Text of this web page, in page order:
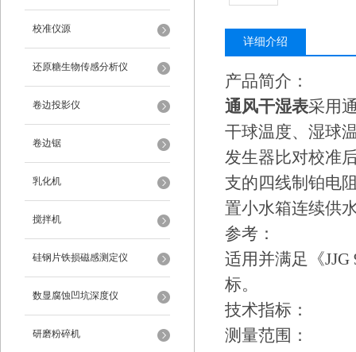
校准仪源
还原糖生物传感分析仪
卷边投影仪
卷边锯
乳化机
搅拌机
硅钢片铁损磁感测定仪
数显腐蚀凹坑深度仪
研磨粉碎机
详细介绍
产品简介：
通风干湿表采用
干球温度、湿球
发生器比对校准
支的四线制铂电
置小水箱连续供
参考：
适用并满足《
标。
技术指标：
测量范围：